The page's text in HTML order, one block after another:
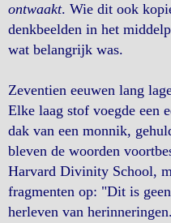
ontwaakt. Wie dit ook
denkbeelden in het
wat belangrijk was.
Zeventien eeuwen lang
Elke laag stof voegde een
dak van een monnik,
bleven de woorden
Harvard Divinity School,
fragmenten op: "Dit is
herleven van